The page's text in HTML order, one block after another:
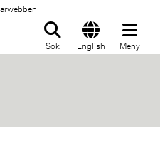
Sök English Meny